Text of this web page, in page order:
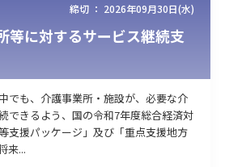
締切 ： 2026年09月30日(水)
等に対するサービス継続支
でも、介護事業所・施設が、必要な介
できるよう、国の令和7年度総合経済対
支援パッケージ」及び「重点支援地方
来...